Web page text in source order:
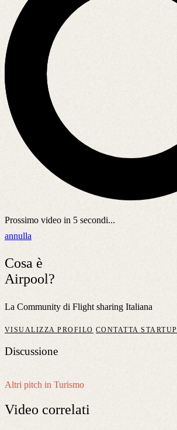
Prossimo video in 5 secondi...
annulla
Cosa è
Airpool?
La Community di Flight sharing Italiana
VISUALIZZA PROFILO CONTATTA STARTUP
Discussione
Altri pitch in Turismo
Video correlati